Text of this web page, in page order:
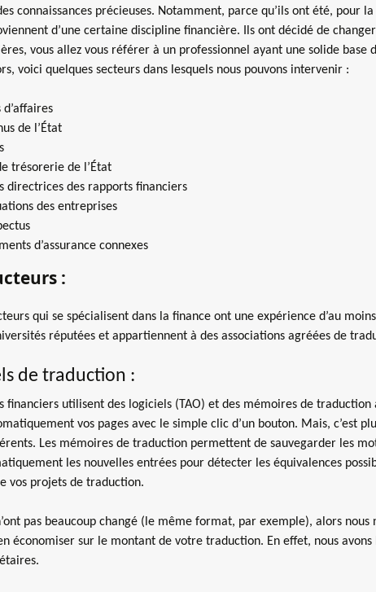
connaissances précieuses. Notamment, parce qu’ils ont été, pour
d’une certaine discipline financière. Ils ont décidé de
vous allez vous référer à un professionnel ayant une solide base
voici quelques secteurs dans lesquels nous pouvons intervenir :
d’affaires
de l’État
trésorerie de l’État
directrices des rapports financiers
des entreprises
d’assurance connexes
:
qui se spécialisent dans la finance ont une expérience d’au
réputées et appartiennent à des associations agréées de
de traduction :
financiers utilisent des logiciels (TAO) et des mémoires de
vos pages avec le simple clic d’un bouton. Mais, c’est
Les mémoires de traduction permettent de sauvegarder les
les nouvelles entrées pour détecter les équivalences
vos projets de traduction.
pas beaucoup changé (le même format, par exemple), alors
économiser sur le montant de votre traduction. En effet, nous